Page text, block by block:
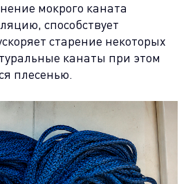
мокрого каната
способствует
старение некоторых
канаты при этом
плесенью.